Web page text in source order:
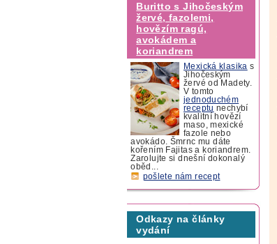
Buritto s Jihočeským
žervé, fazolemi,
hovězím ragú,
avokádem a
koriandrem
Mexická klasika s
Jihočeským
žervé od Madety.
V tomto
jednoduchém
receptu nechybí
kvalitní hovězí
maso, mexické
fazole nebo
avokádo. Šmrnc mu dáte
kořením Fajitas a koriandrem.
Zarolujte si dnešní dokonalý
oběd...
pošlete nám recept
Odkazy na články
vydání